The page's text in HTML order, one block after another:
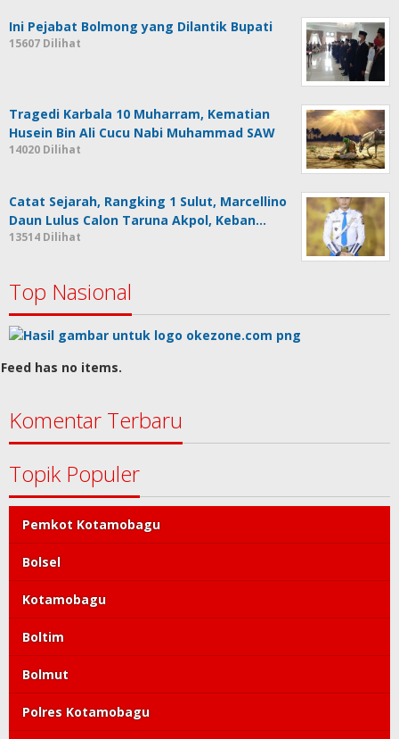
Ini Pejabat Bolmong yang Dilantik Bupati
15607 Dilihat
Tragedi Karbala 10 Muharram, Kematian
Husein Bin Ali Cucu Nabi Muhammad SAW
14020 Dilihat
Catat Sejarah, Rangking 1 Sulut, Marcellino
Daun Lulus Calon Taruna Akpol, Keban…
13514 Dilihat
Top Nasional
Feed has no items.
Komentar Terbaru
Topik Populer
Pemkot Kotamobagu
Bolsel
Kotamobagu
Boltim
Bolmut
Polres Kotamobagu